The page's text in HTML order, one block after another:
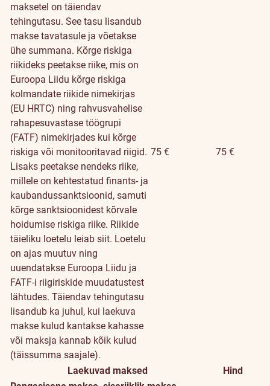
maksetel on täiendav
tehingutasu. See tasu lisandub
makse tavatasule ja võetakse
ühe summana. Kõrge riskiga
riikideks peetakse riike, mis on
Euroopa Liidu kõrge riskiga
kolmandate riikide nimekirjas
(EU HRTC) ning rahvusvahelise
rahapesuvastase töögrupi
(FATF) nimekirjades kui kõrge
riskiga või monitooritavad riigid.
Lisaks peetakse nendeks riike,
millele on kehtestatud finants- ja
kaubandussanktsioonid, samuti
kõrge sanktsioonidest kõrvale
hoidumise riskiga riike. Riikide
täieliku loetelu leiab siit. Loetelu
on ajas muutuv ning
uuendatakse Euroopa Liidu ja
FATF-i riigiriskide muudatustest
lähtudes. Täiendav tehingutasu
lisandub ka juhul, kui laekuva
makse kulud kantakse kahasse
või maksja kannab kõik kulud
(täissumma saajale).
75 € 75 €
Laekuvad maksed
Hind